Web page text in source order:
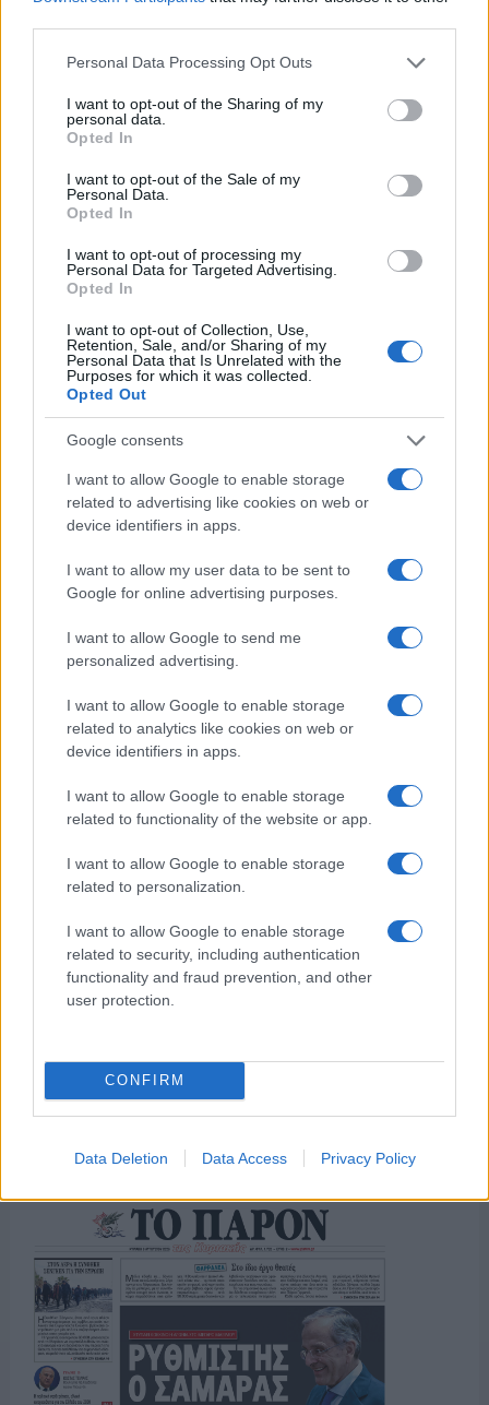
Please note that this website/app uses one or more Google
not limited to your visit or usage behaviour. You may click to
grant or deny consent to Google and its third-party tags to
use your data for below specified purposes in below Google
consent section.
Personal Data Processing Opt Outs
I want to opt-out of the Sharing of my
personal data.
Opted In
I want to opt-out of the Sale of my
Personal Data.
Opted In
I want to opt-out of processing my
Personal Data for Targeted Advertising.
Opted In
I want to opt-out of Collection, Use,
Retention, Sale, and/or Sharing of my
Personal Data that Is Unrelated with the
Purposes for which it was collected.
Opted Out
Google consents
I want to allow Google to enable storage
related to advertising like cookies on web or
device identifiers in apps.
I want to allow my user data to be sent to
Google for online advertising purposes.
I want to allow Google to send me
personalized advertising.
I want to allow Google to enable storage
related to analytics like cookies on web or
device identifiers in apps.
I want to allow Google to enable storage
related to functionality of the website or app.
I want to allow Google to enable storage
related to personalization.
I want to allow Google to enable storage
related to security, including authentication
functionality and fraud prevention, and other
user protection.
CONFIRM
Data Deletion Data Access Privacy Policy
Η ΣΤΗΛΗ ΜΑΣ
της Ζωής μας
το ελληνικό καλοκαίρι και ένας
πολιτισμός που μας ενώνει κάθε μέρα.
ΟΣΑ ΧΡΕΙΑΖΕΣΑΙ
ΓΙΑ ΤΟ ΚΑΛΟΚΑΙΡΙ ΣΟΥ →
ΤΟ ΠΑΡΟΝ ΤΗΣ ΚΥΡΙΑΚΗΣ